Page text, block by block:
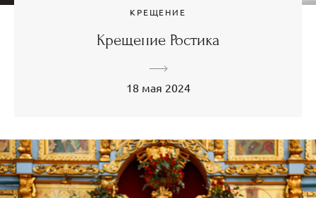
КРЕЩЕНИЕ
Крещение Ростика
18 мая 2024